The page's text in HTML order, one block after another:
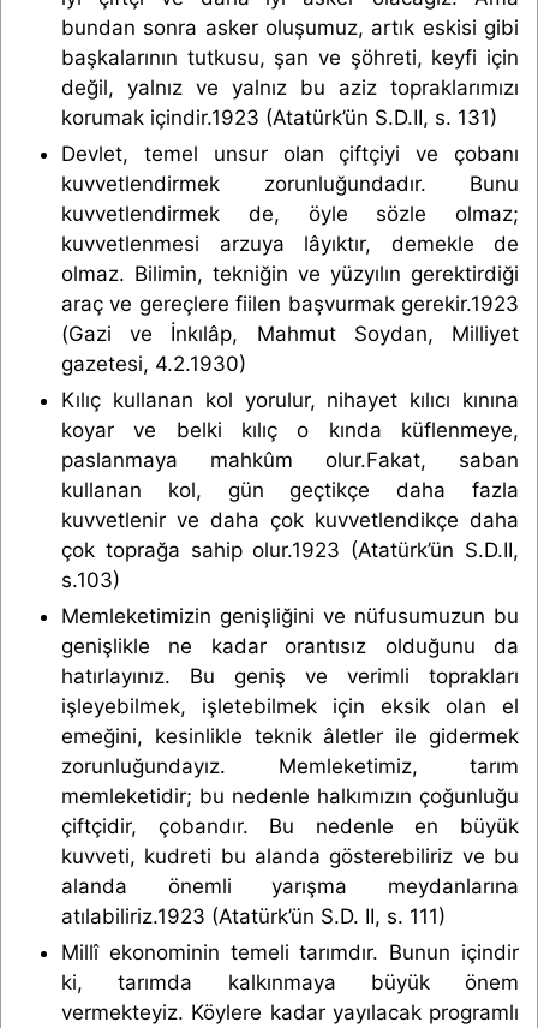
bundan sonra asker oluşumuz, artık eskisi gibi
başkalarının tutkusu, şan ve şöhreti, keyfi için
değil, yalnız ve yalnız bu aziz topraklarımızı
korumak içindir.1923 (Atatürk’ün S.D.II, s. 131)
Devlet, temel unsur olan çiftçiyi ve çobanı
kuvvetlendirmek zorunluğundadır. Bunu
kuvvetlendirmek de, öyle sözle olmaz;
kuvvetlenmesi arzuya lâyıktır, demekle de
olmaz. Bilimin, tekniğin ve yüzyılın gerektirdiği
araç ve gereçlere fiilen başvurmak gerekir.1923
(Gazi ve İnkılâp, Mahmut Soydan, Milliyet
gazetesi, 4.2.1930)
Kılıç kullanan kol yorulur, nihayet kılıcı kınına
koyar ve belki kılıç o kında küflenmeye,
paslanmaya mahkûm olur.Fakat, saban
kullanan kol, gün geçtikçe daha fazla
kuvvetlenir ve daha çok kuvvetlendikçe daha
çok toprağa sahip olur.1923 (Atatürk’ün S.D.II,
s.103)
Memleketimizin genişliğini ve nüfusumuzun bu
genişlikle ne kadar orantısız olduğunu da
hatırlayınız. Bu geniş ve verimli toprakları
işleyebilmek, işletebilmek için eksik olan el
emeğini, kesinlikle teknik âletler ile gidermek
zorunluğundayız. Memleketimiz, tarım
memleketidir; bu nedenle halkımızın çoğunluğu
çiftçidir, çobandır. Bu nedenle en büyük
kuvveti, kudreti bu alanda gösterebiliriz ve bu
alanda önemli yarışma meydanlarına
atılabiliriz.1923 (Atatürk’ün S.D. II, s. 111)
Millî ekonominin temeli tarımdır. Bunun içindir
ki, tarımda kalkınmaya büyük önem
vermekteyiz. Köylere kadar yayılacak programlı